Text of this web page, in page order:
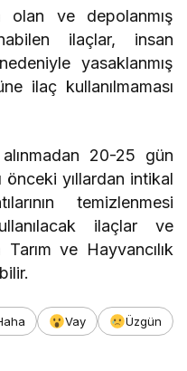
olan ve depolanmış
ilaçlar, insan
yasaklanmış
ilaç kullanılmaması
20-25 gün
yıllardan intikal
temizlenmesi
ilaçlar ve
ve Hayvancılık
Vay
Üzgün